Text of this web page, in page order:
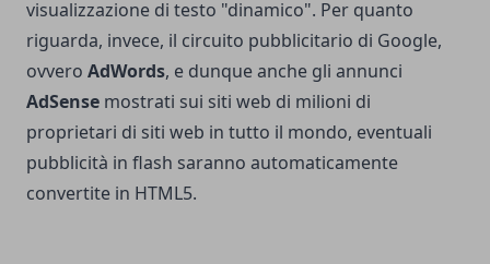
visualizzazione di testo "dinamico". Per quanto
riguarda, invece, il circuito pubblicitario di Google,
ovvero AdWords, e dunque anche gli annunci
AdSense mostrati sui siti web di milioni di
proprietari di siti web in tutto il mondo, eventuali
pubblicità in flash saranno automaticamente
convertite in HTML5.